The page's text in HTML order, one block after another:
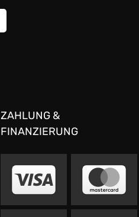
ZAHLUNG &
FINANZIERUNG